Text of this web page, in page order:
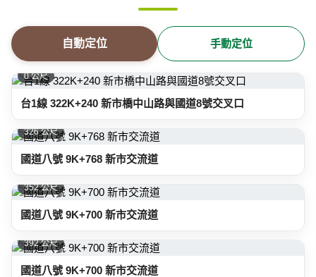
自動定位 手動定位
0 公尺
台1線 322K+240 新市橋中山路與國道8號交叉口
326 公尺
國道八號 9K+768 新市交流道
352 公尺
國道八號 9K+700 新市交流道
392 公尺
國道八號 9K+700 新市交流道